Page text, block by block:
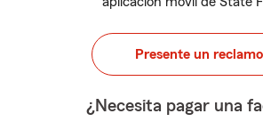
Presente un reclamo
¿Necesita pagar una